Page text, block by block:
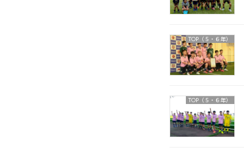
TOP（５・６年）
TOP（５・６年）